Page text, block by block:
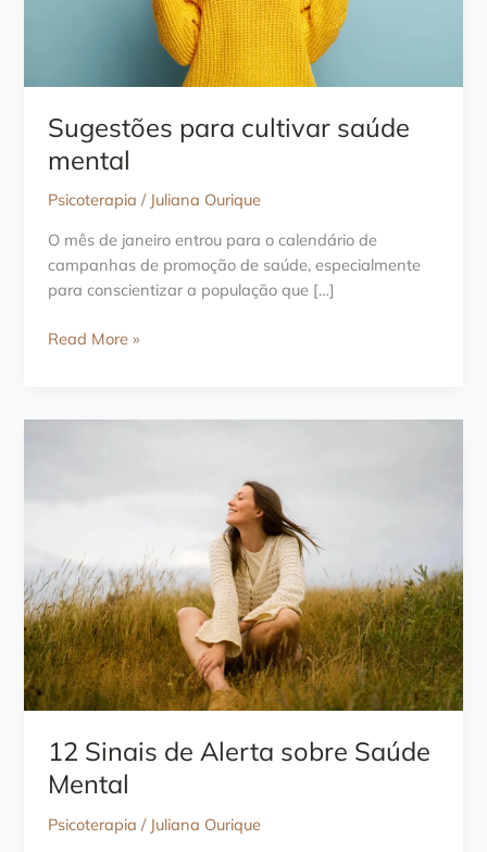
Sugestões para cultivar saúde
mental
Psicoterapia / Juliana Ourique
O mês de janeiro entrou para o calendário de
campanhas de promoção de saúde, especialmente
para conscientizar a população que […]
Sugestões
Read More »
12 Sinais de Alerta sobre Saúde
Mental
Psicoterapia / Juliana Ourique